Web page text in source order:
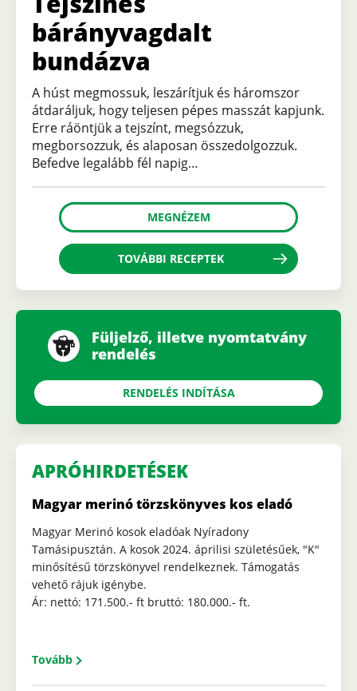
bárányvagdalt
bundázva
A húst megmossuk, leszárítjuk és háromszor
átdaráljuk, hogy teljesen pépes masszát kapjunk.
Erre ráöntjük a tejszínt, megsózzuk,
megborsozzuk, és alaposan összedolgozzuk.
Befedve legalább fél napig…
MEGNÉZEM
TOVÁBBI RECEPTEK
Füljelző, illetve nyomtatvány
rendelés
RENDELÉS INDÍTÁSA
APRÓHIRDETÉSEK
Magyar merinó törzskönyves kos eladó
Magyar Merinó kosok eladóak Nyíradony
Tamásipusztán. A kosok 2024. áprilisi születésűek, "K"
minősítésű törzskönyvel rendelkeznek. Támogatás
vehető rájuk igénybe.
Ár: nettó: 171.500.- ft bruttó: 180.000.- ft.
Tovább